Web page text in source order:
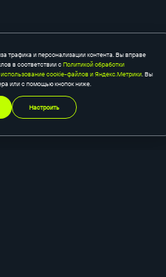
трафика и персонализации контента. Вы вправе
в соответствии сПолитикой обработки
использование cookie-файлов и Яндекс.Метрики . Вы
или с помощью кнопок ниже.
Настроить